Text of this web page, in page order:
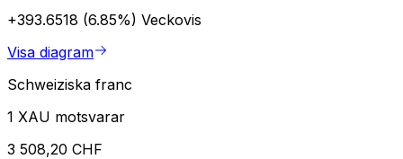
+393.6518 (6.85%) Veckovis
Visa diagram
Schweiziska franc
1 XAU motsvarar
3 508,20 CHF